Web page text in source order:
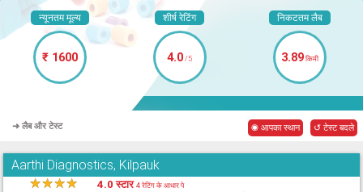
न्यूनतम मूल्य
₹ 1600
शीर्ष रेटिंग
4.0/5
निकटतम लैब
3.89किमी
➜ लैब और टेस्ट ◉ आपका स्थान ↺ टेस्ट बदले
Aarthi Diagnostics, Kilpauk
★★★★ 4.0 स्टार4 रेटिंग के आधार पे